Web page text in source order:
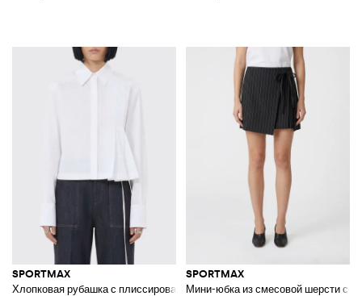
SPORTMAX
Хлопковая рубашка с плиссированной деталью
SPORTMAX
Мини-юбка из смесовой шерсти с